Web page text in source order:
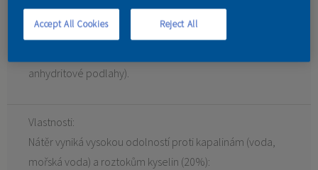
kapalinám - motorový a převodový olej,
benzín, nafta atd. Použití nátěru je tedy skvělou volbou
anhydritové podlahy).
Vlastnosti:
Nátěr vyniká vysokou odolností proti kapalinám (voda,
mořská voda) a roztokům kyselin (20%):
Reject All
Accept All Cookies